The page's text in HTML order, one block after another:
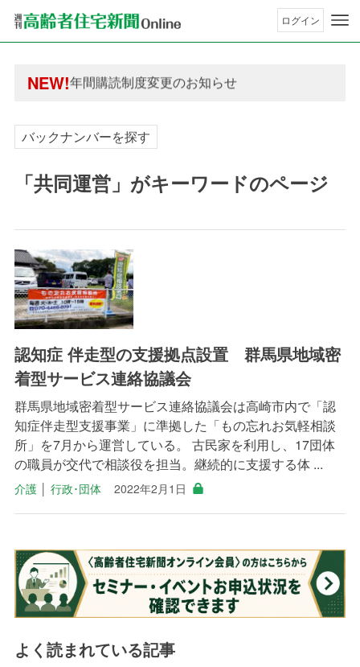
ログイン
NEW!
年間購読制度変更のお知らせ
高齢者住宅新聞 無料会員の皆様へ閲覧本数変更
バックナンバーを探す
「共同運営」がキーワードのページ
認知症 伴走型の支援拠点設置 群馬県地域密
着型サービス連絡協議会
群馬県地域密着型サービス連絡協議会は高崎市内で「認
知症伴走型支援事業」に準拠した「もの忘れお気軽相談
所」を7月から運営している。 古民家を利用し、17団体
の職員が交代で相談役を担当。継続的に支援する体 ...
介護│ 行政･団体 2022年2月1日
よく読まれている記事